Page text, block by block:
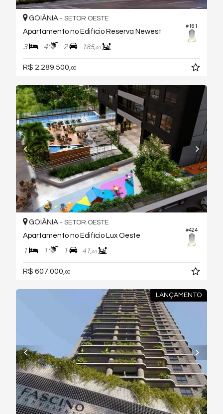
#161
GOIÂNIA - SETOR OESTE
Apartamento no Edifício Reserva Newest
3 4 2 185,00
R$ 2.289.500,00
#424
GOIÂNIA - SETOR OESTE
Apartamento no Edifício Lux Oeste
1 1 1 41,00
R$ 607.000, 00
LANÇAMENTO